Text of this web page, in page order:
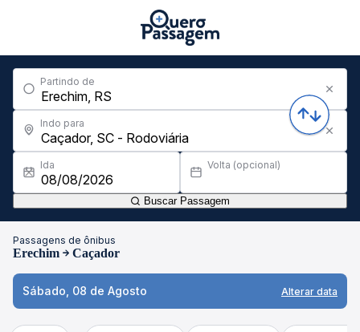
Partindo de
Indo para
Ida Volta (opcional)
Buscar Passagem
Passagens de ônibus
Erechim Caçador
Sábado, 08 de Agosto Alterar data